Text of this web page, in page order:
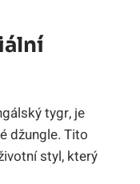
tygr, je
džungle. Tito
styl, který